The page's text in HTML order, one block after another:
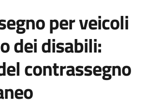
per veicoli
dei disabili:
contrassegno